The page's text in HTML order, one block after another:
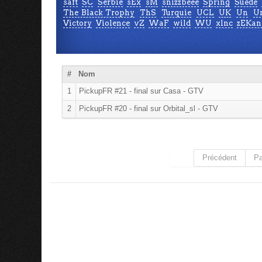
saft SC Serbie sEx sM snizzbeee Spring Suède
The Black Trophy
ThS Turquie UCL UK Un
Victory Violence vZ WaF wild WU xlnc
#
Nom
1
PickupFR #21 - final sur Casa - GTV
2
PickupFR #20 - final sur Orbital_sl - GTV
Précédent